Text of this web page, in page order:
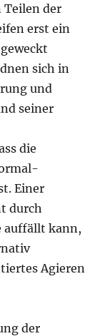
Teilen der
erst ein
sich in
und
seiner
die
Einer
durch
auffällt kann,
Agieren
der